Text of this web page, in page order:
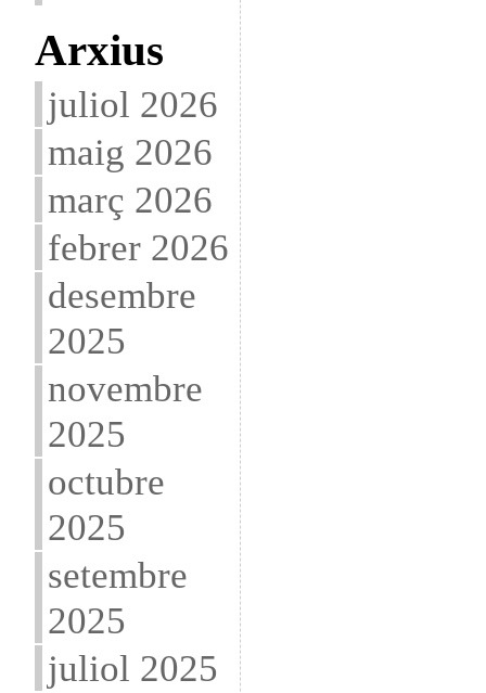
Arxius
juliol 2026
maig 2026
març 2026
febrer 2026
desembre
2025
novembre
2025
octubre
2025
setembre
2025
juliol 2025